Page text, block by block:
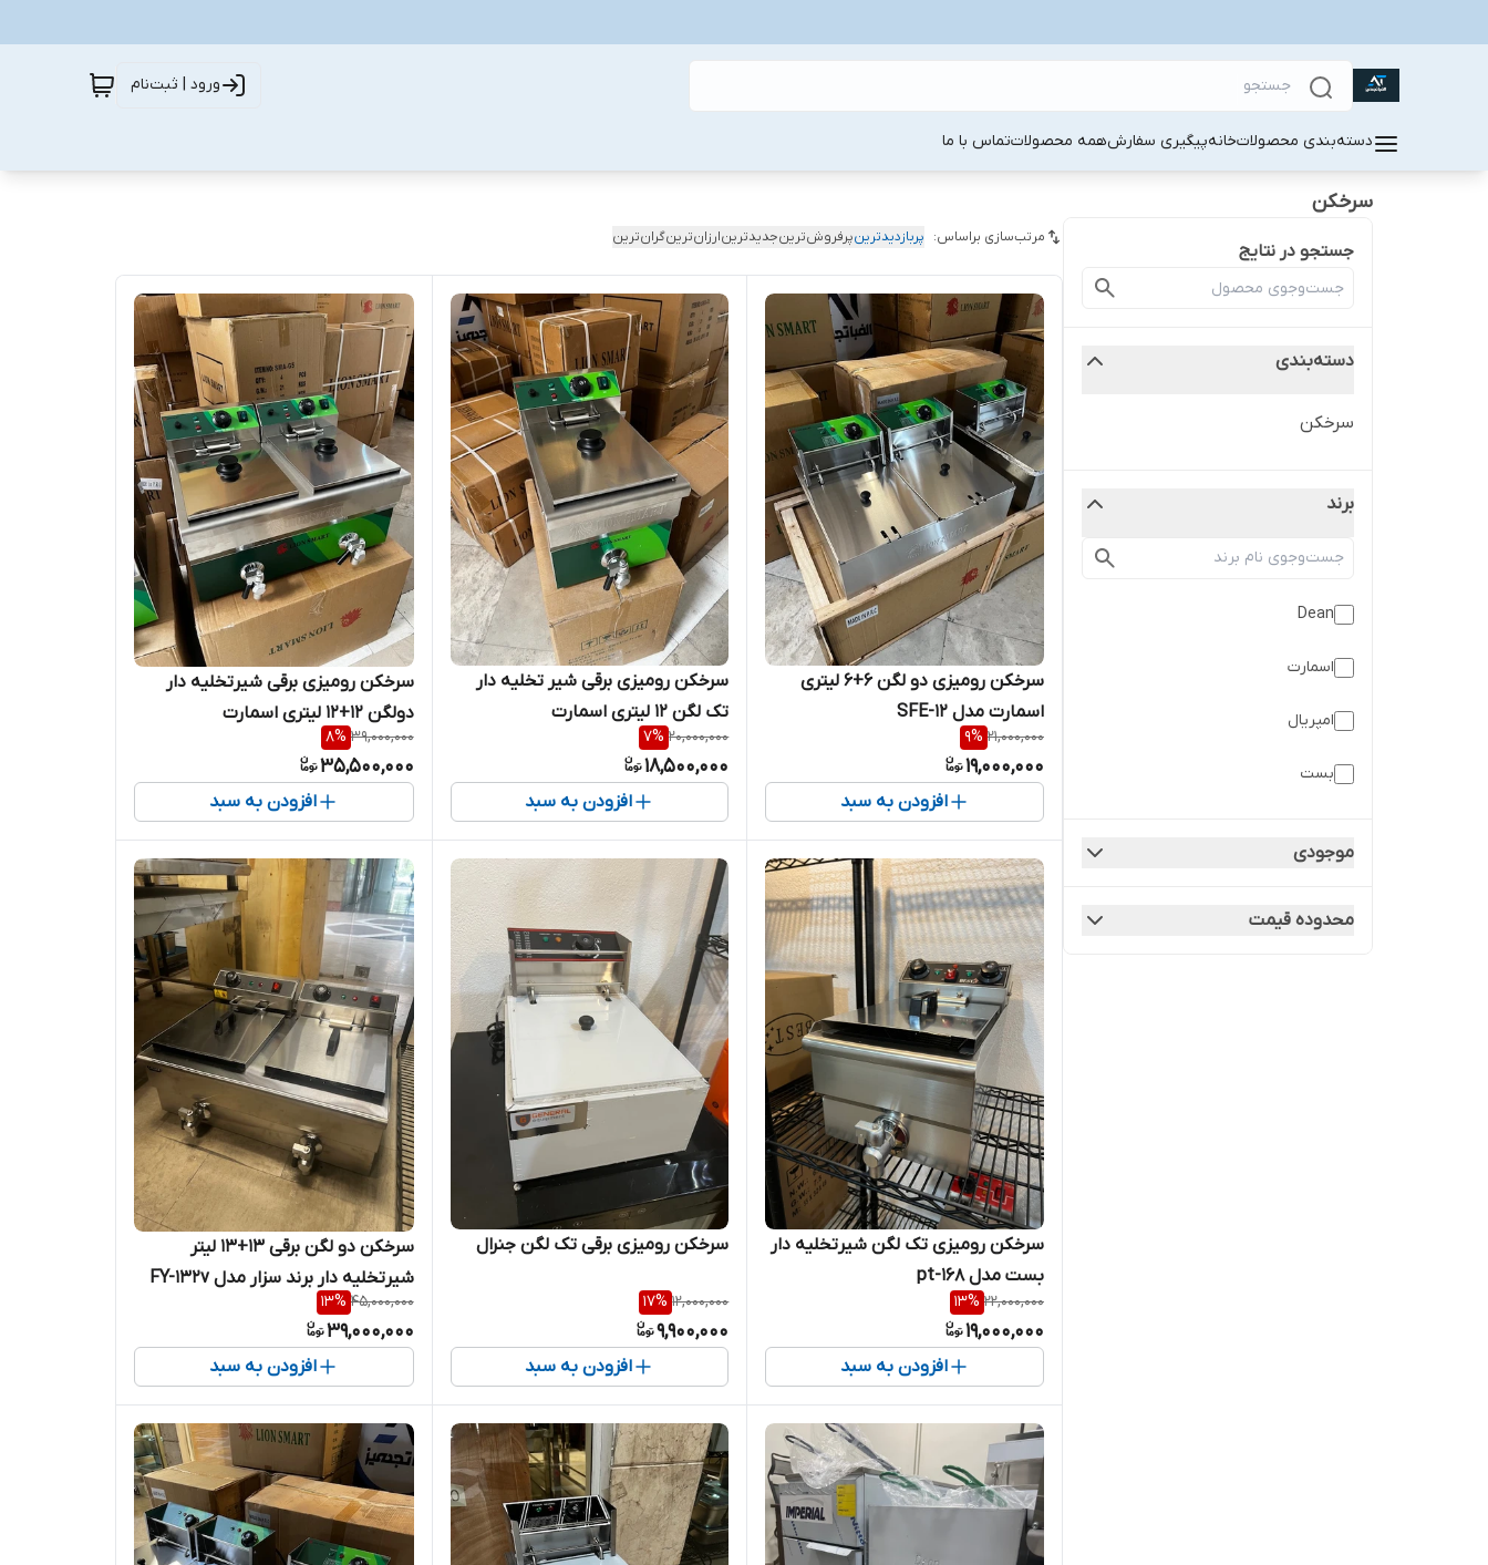
ورود | ثبت‌نام
دسته‌بندی محصولاتخانهپیگیری سفارشهمه محصولاتتماس با ما
سرخکن
جستجو در نتایج
دسته‌بندی
سرخکن
برند
Dean
اسمارت
امپریال
بست
موجودی
محدوده قیمت
مرتب‌سازی براساس: پربازدیدترینپرفروش‌ترینجدیدترینارزان‌ترینگران‌ترین
سرخکن رومیزی دو لگن 6+6 لیتری
اسمارت مدل SFE-12
21,000,000
9%
19,000,000
افزودن به سبد
سرخکن رومیزی برقی شیر تخلیه دار
تک لگن 12 لیتری اسمارت
20,000,000
7%
18,500,000
افزودن به سبد
سرخکن رومیزی برقی شیرتخلیه دار
دولگن 12+12 لیتری اسمارت
39,000,000
8%
35,500,000
افزودن به سبد
سرخکن رومیزی تک لگن شیرتخلیه دار
بست مدل pt-168
22,000,000
13%
19,000,000
افزودن به سبد
سرخکن رومیزی برقی تک لگن جنرال
12,000,000
17%
9,900,000
افزودن به سبد
سرخکن دو لگن برقی ۱۳+۱۳ لیتر
شیرتخلیه دار برند سزار مدل FY-132v
45,000,000
13%
39,000,000
افزودن به سبد